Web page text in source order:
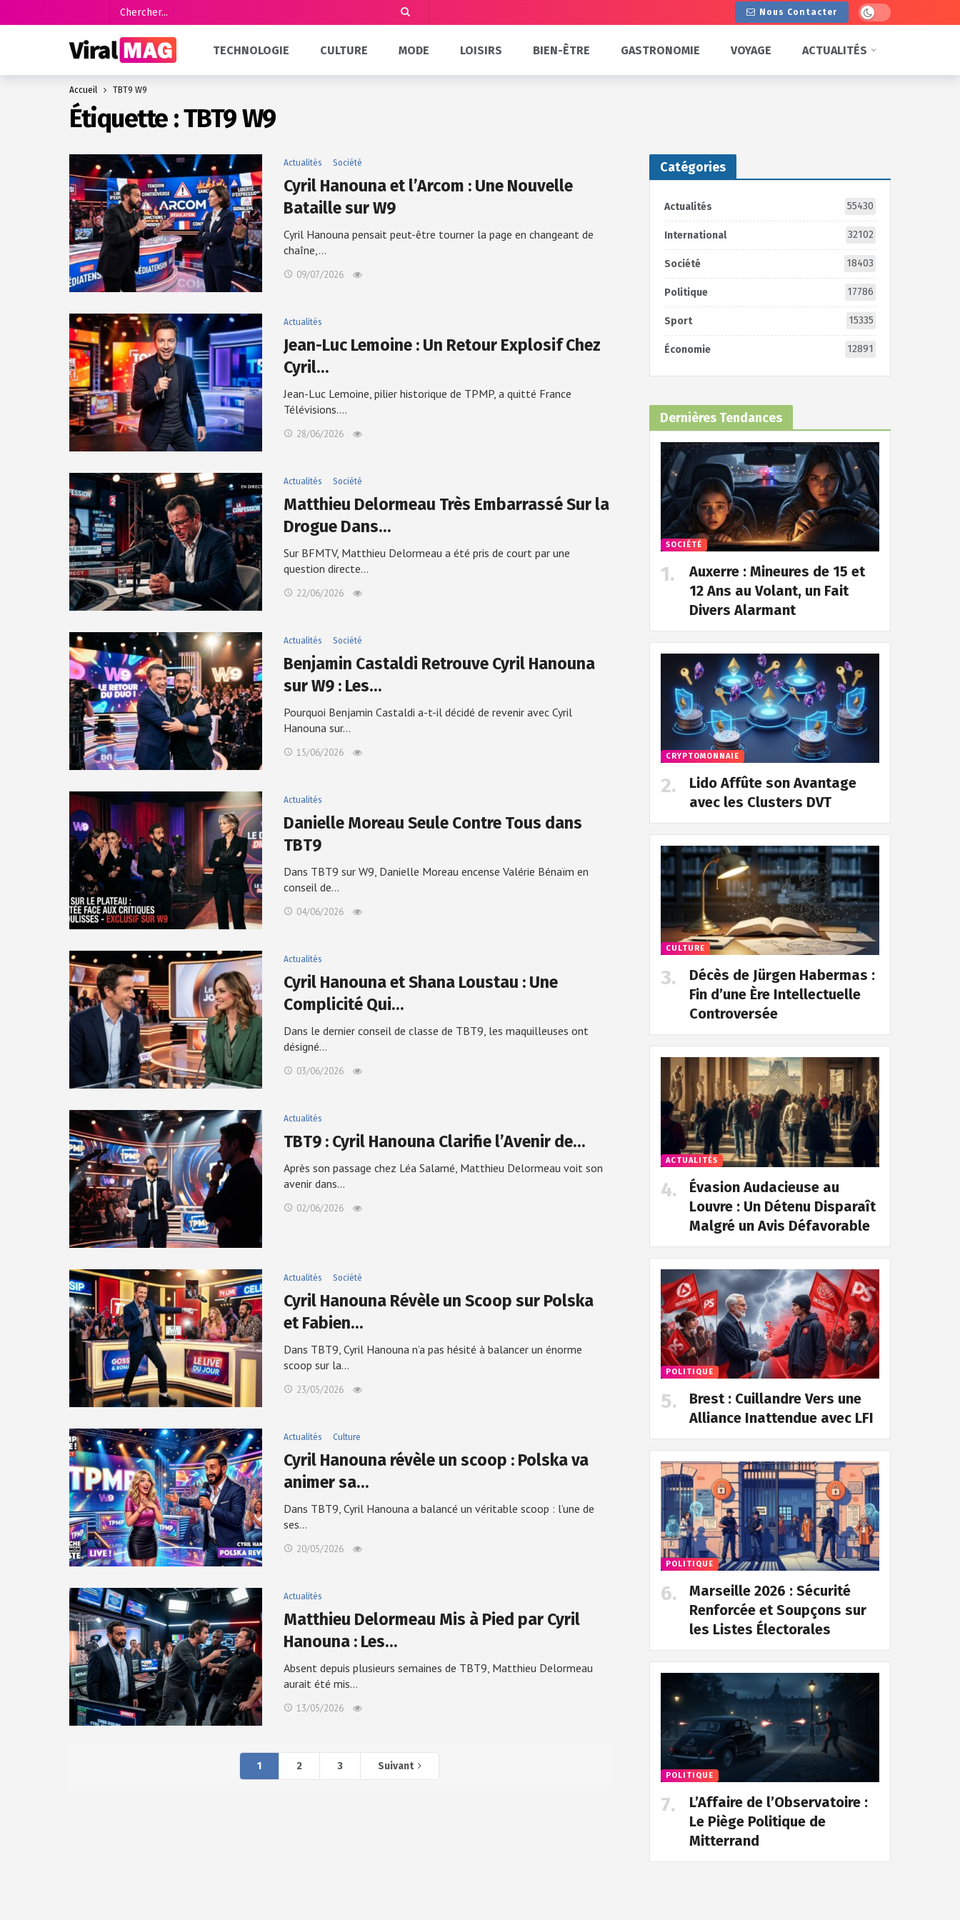
Nous Contacter Dark mode
TECHNOLOGIE CULTURE MODE LOISIRS BIEN-ÊTRE GASTRONOMIE VOYAGE ACTUALITÉS
Accueil TBT9 W9
Étiquette :TBT9 W9
Actualités Société
Cyril Hanouna et l’Arcom : Une Nouvelle
Bataille sur W9
Cyril Hanouna pensait peut-être tourner la page en changeant de
chaîne,…
09/07/2026
Actualités
Jean-Luc Lemoine : Un Retour Explosif Chez
Cyril…
Jean-Luc Lemoine, pilier historique de TPMP, a quitté France
Télévisions.…
28/06/2026
Actualités Société
Matthieu Delormeau Très Embarrassé Sur la
Drogue Dans…
Sur BFMTV, Matthieu Delormeau a été pris de court par une
question directe…
22/06/2026
Actualités Société
Benjamin Castaldi Retrouve Cyril Hanouna
sur W9 : Les…
Pourquoi Benjamin Castaldi a-t-il décidé de revenir avec Cyril
Hanouna sur…
15/06/2026
Actualités
Danielle Moreau Seule Contre Tous dans
TBT9
Dans TBT9 sur W9, Danielle Moreau encense Valérie Bénaïm en
conseil de…
04/06/2026
Actualités
Cyril Hanouna et Shana Loustau : Une
Complicité Qui…
Dans le dernier conseil de classe de TBT9, les maquilleuses ont
désigné…
03/06/2026
Actualités
TBT9 : Cyril Hanouna Clarifie l’Avenir de…
Après son passage chez Léa Salamé, Matthieu Delormeau voit son
avenir dans…
02/06/2026
Actualités Société
Cyril Hanouna Révèle un Scoop sur Polska
et Fabien…
Dans TBT9, Cyril Hanouna n’a pas hésité à balancer un énorme
scoop sur la…
23/05/2026
Actualités Culture
Cyril Hanouna révèle un scoop : Polska va
animer sa…
Dans TBT9, Cyril Hanouna a balancé un véritable scoop : l’une de
ses…
20/05/2026
Actualités
Matthieu Delormeau Mis à Pied par Cyril
Hanouna : Les…
Absent depuis plusieurs semaines de TBT9, Matthieu Delormeau
aurait été mis…
13/05/2026
1 2 3 Suivant
Catégories
Actualités 55430
International 32102
Société 18403
Politique 17786
Sport 15335
Économie 12891
Dernières Tendances
SOCIÉTÉ
Auxerre : Mineures de 15 et
12 Ans au Volant, un Fait
Divers Alarmant
CRYPTOMONNAIE
Lido Affûte son Avantage
avec les Clusters DVT
CULTURE
Décès de Jürgen Habermas :
Fin d’une Ère Intellectuelle
Controversée
ACTUALITÉS
Évasion Audacieuse au
Louvre : Un Détenu Disparaît
Malgré un Avis Défavorable
POLITIQUE
Brest : Cuillandre Vers une
Alliance Inattendue avec LFI
POLITIQUE
Marseille 2026 : Sécurité
Renforcée et Soupçons sur
les Listes Électorales
POLITIQUE
L’Affaire de l’Observatoire :
Le Piège Politique de
Mitterrand